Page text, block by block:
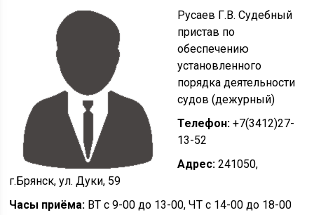
Русаев Г.В. Судебный
пристав по
обеспечению
установленного
порядка деятельности
судов (дежурный)
Телефон: +7(3412)27-
13-52
Адрес: 241050,
г.Брянск, ул. Дуки, 59
Часы приёма: ВТ с 9-00 до 13-00, ЧТ с 14-00 до 18-00